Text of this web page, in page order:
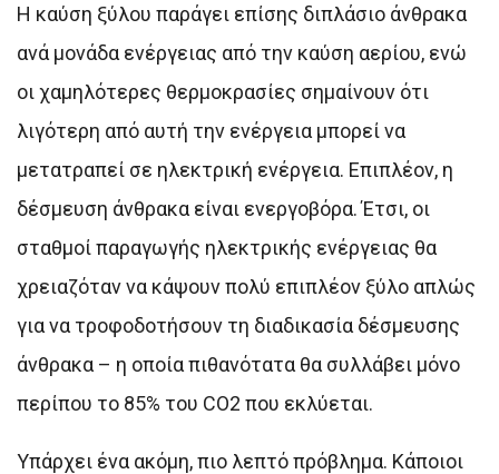
Η καύση ξύλου παράγει επίσης διπλάσιο άνθρακα
ανά μονάδα ενέργειας από την καύση αερίου, ενώ
οι χαμηλότερες θερμοκρασίες σημαίνουν ότι
λιγότερη από αυτή την ενέργεια μπορεί να
μετατραπεί σε ηλεκτρική ενέργεια. Επιπλέον, η
δέσμευση άνθρακα είναι ενεργοβόρα. Έτσι, οι
σταθμοί παραγωγής ηλεκτρικής ενέργειας θα
χρειαζόταν να κάψουν πολύ επιπλέον ξύλο απλώς
για να τροφοδοτήσουν τη διαδικασία δέσμευσης
άνθρακα – η οποία πιθανότατα θα συλλάβει μόνο
περίπου το 85% του CO2 που εκλύεται.
Υπάρχει ένα ακόμη, πιο λεπτό πρόβλημα. Κάποιοι